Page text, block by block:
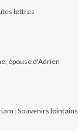
lettres
épouse d'Adrien
: Souvenirs lointains